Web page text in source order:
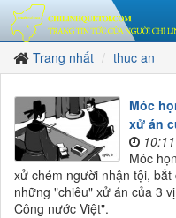
Trang nhất thuc an
Móc
xử án
Móc
xử chém người nhận tội,
những "chiêu" xử án của 3
Công nước Việt".